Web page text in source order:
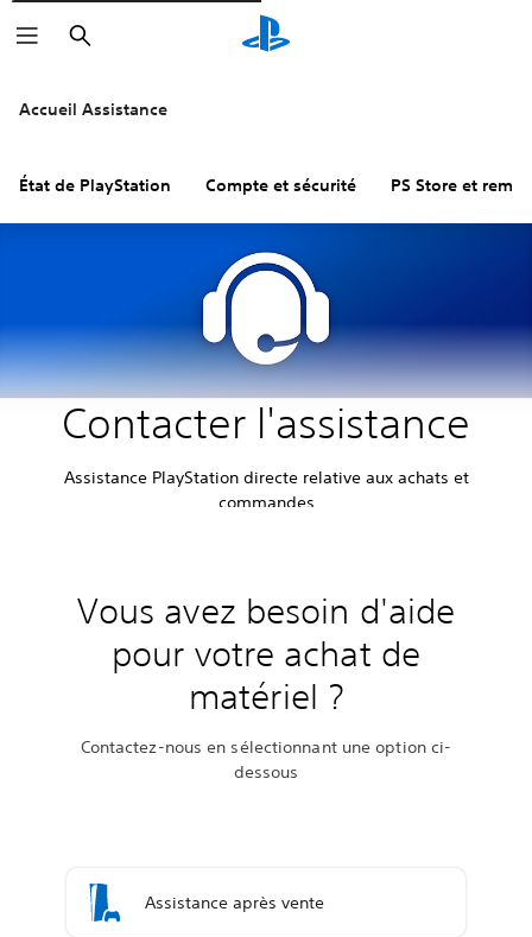
Rechercher
Accueil Assistance
État de PlayStation Compte et sécurité PS Store et
Contacter l'assistance
Assistance PlayStation directe relative aux achats et
commandes
Vous avez besoin d'aide
pour votre achat de
matériel ?
Contactez-nous en sélectionnant une option ci-
dessous
Assistance après vente